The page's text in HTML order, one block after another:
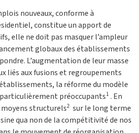
nouveaux, conforme à
constitue un apport de
elle ne doit pas masquer l’ampleur
globaux des établissements
L’augmentation de leur masse
liés aux fusions et regroupements
la réforme du modèle
préoccupants1. En
structurels2 sur le long terme
qua non de la compétitivité de nos